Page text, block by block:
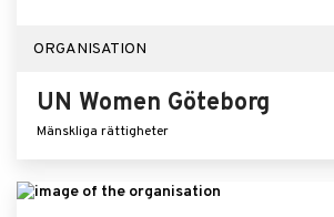
ORGANISATION
UN Women Göteborg
Mänskliga rättigheter